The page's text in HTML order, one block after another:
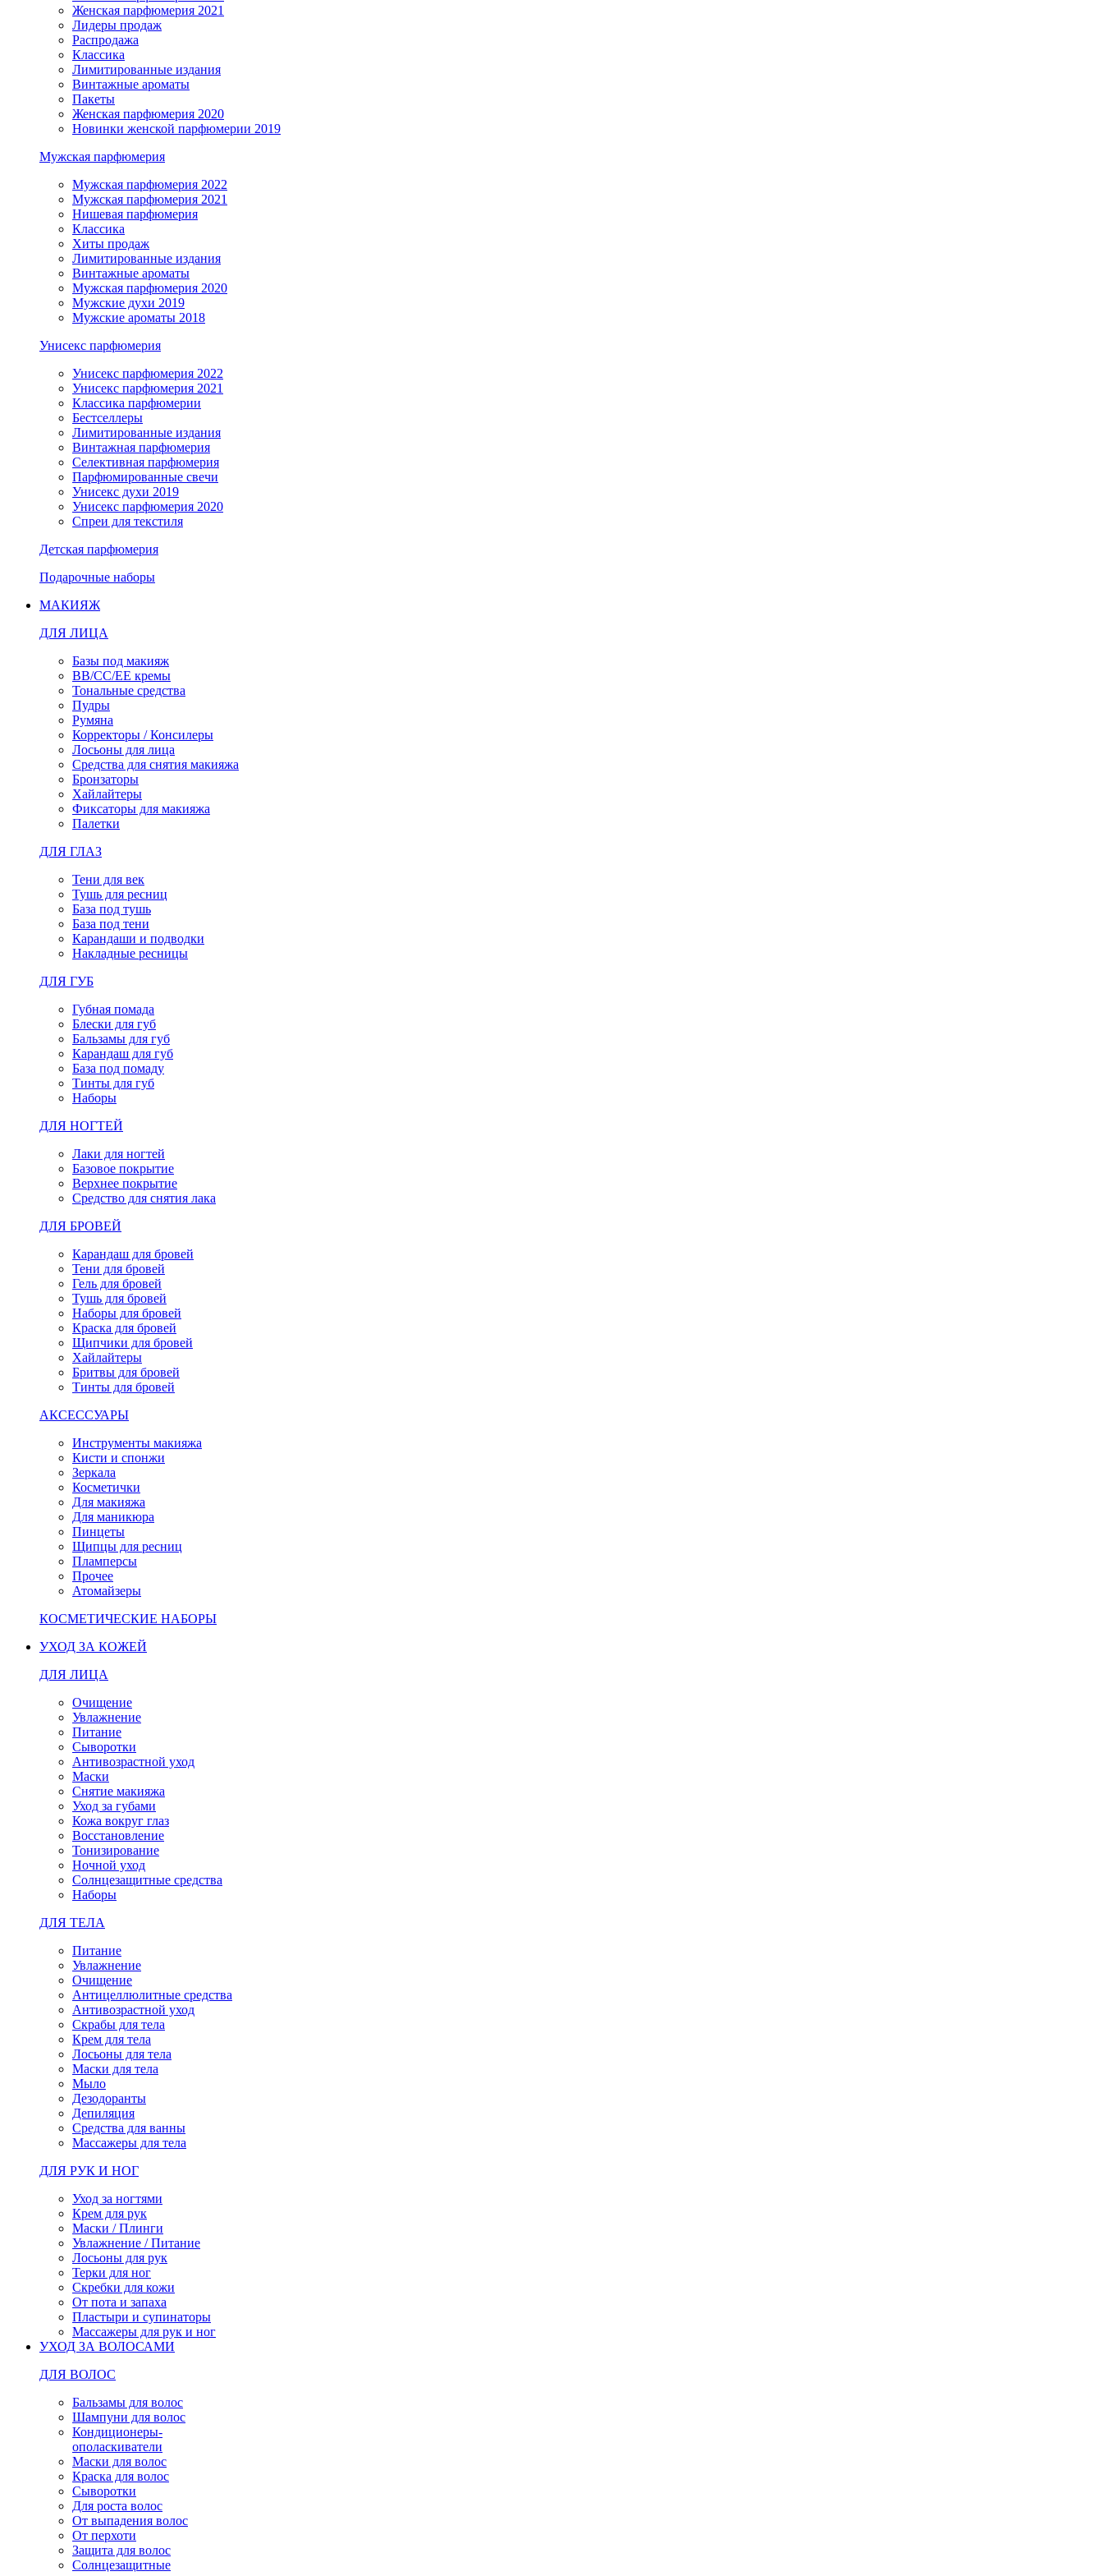
Женская парфюмерия 2021
Лидеры продаж
Распродажа
Классика
Лимитированные издания
Винтажные ароматы
Пакеты
Женская парфюмерия 2020
Новинки женской парфюмерии 2019
Мужская парфюмерия
Мужская парфюмерия 2022
Мужская парфюмерия 2021
Нишевая парфюмерия
Классика
Хиты продаж
Лимитированные издания
Винтажные ароматы
Мужская парфюмерия 2020
Мужские духи 2019
Мужские ароматы 2018
Унисекс парфюмерия
Унисекс парфюмерия 2022
Унисекс парфюмерия 2021
Классика парфюмерии
Бестселлеры
Лимитированные издания
Винтажная парфюмерия
Селективная парфюмерия
Парфюмированные свечи
Унисекс духи 2019
Унисекс парфюмерия 2020
Спреи для текстиля
Детская парфюмерия
Подарочные наборы
МАКИЯЖ
ДЛЯ ЛИЦА
Базы под макияж
BB/CC/EE кремы
Тональные средства
Пудры
Румяна
Корректоры / Консилеры
Лосьоны для лица
Средства для снятия макияжа
Бронзаторы
Хайлайтеры
Фиксаторы для макияжа
Палетки
ДЛЯ ГЛАЗ
Тени для век
Тушь для ресниц
База под тушь
База под тени
Карандаши и подводки
Накладные ресницы
ДЛЯ ГУБ
Губная помада
Блески для губ
Бальзамы для губ
Карандаш для губ
База под помаду
Тинты для губ
Наборы
ДЛЯ НОГТЕЙ
Лаки для ногтей
Базовое покрытие
Верхнее покрытие
Средство для снятия лака
ДЛЯ БРОВЕЙ
Карандаш для бровей
Тени для бровей
Гель для бровей
Тушь для бровей
Наборы для бровей
Краска для бровей
Щипчики для бровей
Хайлайтеры
Бритвы для бровей
Тинты для бровей
АКСЕССУАРЫ
Инструменты макияжа
Кисти и спонжи
Зеркала
Косметички
Для макияжа
Для маникюра
Пинцеты
Щипцы для ресниц
Пламперсы
Прочее
Атомайзеры
КОСМЕТИЧЕСКИЕ НАБОРЫ
УХОД ЗА КОЖЕЙ
ДЛЯ ЛИЦА
Очищение
Увлажнение
Питание
Сыворотки
Антивозрастной уход
Маски
Снятие макияжа
Уход за губами
Кожа вокруг глаз
Восстановление
Тонизирование
Ночной уход
Солнцезащитные средства
Наборы
ДЛЯ ТЕЛА
Питание
Увлажнение
Очищение
Антицеллюлитные средства
Антивозрастной уход
Скрабы для тела
Крем для тела
Лосьоны для тела
Маски для тела
Мыло
Дезодоранты
Депиляция
Средства для ванны
Массажеры для тела
ДЛЯ РУК И НОГ
Уход за ногтями
Крем для рук
Маски / Плинги
Увлажнение / Питание
Лосьоны для рук
Терки для ног
Скребки для кожи
От пота и запаха
Пластыри и супинаторы
Массажеры для рук и ног
УХОД ЗА ВОЛОСАМИ
ДЛЯ ВОЛОС
Бальзамы для волос
Шампуни для волос
Кондиционеры-
ополаскиватели
Маски для волос
Краска для волос
Сыворотки
Для роста волос
От выпадения волос
От перхоти
Защита для волос
Солнцезащитные